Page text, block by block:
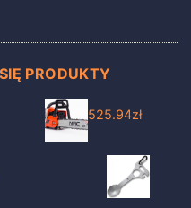
PRODUKTY
525.94zł